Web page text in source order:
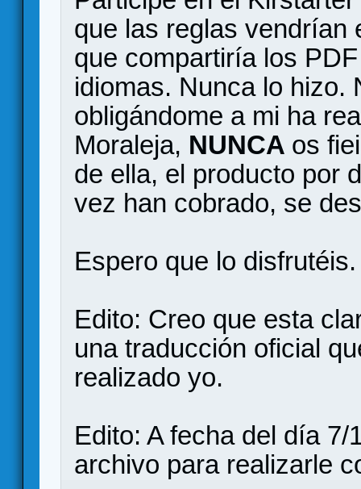
que las reglas vendrían
que compartiría los
idiomas. Nunca lo hizo.
obligándome a mi ha
Moraleja, NUNCA os
de ella, el producto por
vez han cobrado, se
Espero que lo disfrutéis.
Edito: Creo que esta
una traducción oficial
realizado yo.
Edito: A fecha del día
archivo para realizarle